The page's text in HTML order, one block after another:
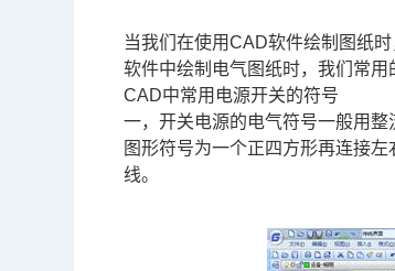
当我们在使用CAD软件绘制图纸
软件中绘制电气图纸时，我们常用
CAD中常用电源开关的符号
一，开关电源的电气符号一般用整
图形符号为一个正四方形再连接
线。